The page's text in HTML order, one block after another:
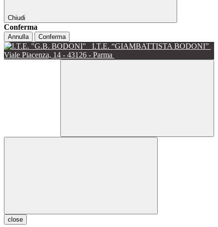
Chiudi
Conferma
Annulla Conferma
I.T.E. “GIAMBATTISTA BODONI”
Viale Piacenza, 14 - 43126 - Parma
close